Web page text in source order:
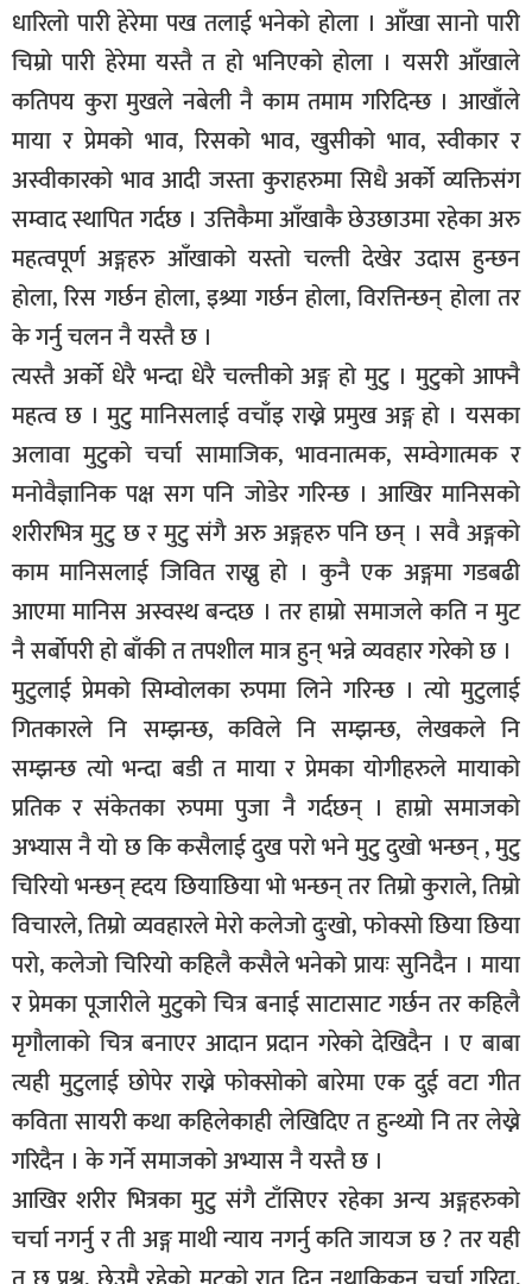
धारिलो पारी हेरेमा पख तलाई भनेको होला । आँखा सानो पारी
चिम्रो पारी हेरेमा यस्तै त हो भनिएको होला । यसरी आँखाले
कतिपय कुरा मुखले नबेली नै काम तमाम गरिदिन्छ । आखाँले
माया र प्रेमको भाव, रिसको भाव, खुसीको भाव, स्वीकार र
अस्वीकारको भाव आदी जस्ता कुराहरुमा सिधै अर्को व्यक्तिसंग
सम्वाद स्थापित गर्दछ । उत्तिकैमा आँखाकै छेउछाउमा रहेका अरु
महत्वपूर्ण अङ्गहरु आँखाको यस्तो चल्ती देखेर उदास हुन्छन
होला, रिस गर्छन होला, इश्र्या गर्छन होला, विरत्तिन्छन् होला तर
के गर्नु चलन नै यस्तै छ ।
त्यस्तै अर्को धेरै भन्दा धेरै चल्तीको अङ्ग हो मुटु । मुटुको आफ्नै
महत्व छ । मुटु मानिसलाई वचाँइ राख्ने प्रमुख अङ्ग हो । यसका
अलावा मुटुको चर्चा सामाजिक, भावनात्मक, सम्वेगात्मक र
मनोवैज्ञानिक पक्ष सग पनि जोडेर गरिन्छ । आखिर मानिसको
शरीरभित्र मुटु छ र मुटु संगै अरु अङ्गहरु पनि छन् । सवै अङ्गको
काम मानिसलाई जिवित राख्नु हो । कुनै एक अङ्गमा गडबढी
आएमा मानिस अस्वस्थ बन्दछ । तर हाम्रो समाजले कति न मुट
नै सर्बोपरी हो बाँकी त तपशील मात्र हुन् भन्ने व्यवहार गरेको छ ।
मुटुलाई प्रेमको सिम्वोलका रुपमा लिने गरिन्छ । त्यो मुटुलाई
गितकारले नि सम्झन्छ, कविले नि सम्झन्छ, लेखकले नि
सम्झन्छ त्यो भन्दा बडी त माया र प्रेमका योगीहरुले मायाको
प्रतिक र संकेतका रुपमा पुजा नै गर्दछन् । हाम्रो समाजको
अभ्यास नै यो छ कि कसैलाई दुख परो भने मुटु दुखो भन्छन् , मुटु
चिरियो भन्छन् ह्दय छियाछिया भो भन्छन् तर तिम्रो कुराले, तिम्रो
विचारले, तिम्रो व्यवहारले मेरो कलेजो दुःखो, फोक्सो छिया छिया
परो, कलेजो चिरियो कहिलै कसैले भनेको प्रायः सुनिदैन । माया
र प्रेमका पूजारीले मुटुको चित्र बनाई साटासाट गर्छन तर कहिलै
मृगौलाको चित्र बनाएर आदान प्रदान गरेको देखिदैन । ए बाबा
त्यही मुटुलाई छोपेर राख्ने फोक्सोको बारेमा एक दुई वटा गीत
कविता सायरी कथा कहिलेकाही लेखिदिए त हुन्थ्यो नि तर लेख्ने
गरिदैन । के गर्ने समाजको अभ्यास नै यस्तै छ ।
आखिर शरीर भित्रका मुटु संगै टाँसिएर रहेका अन्य अङ्गहरुको
चर्चा नगर्नु र ती अङ्ग माथी न्याय नगर्नु कति जायज छ ? तर यही